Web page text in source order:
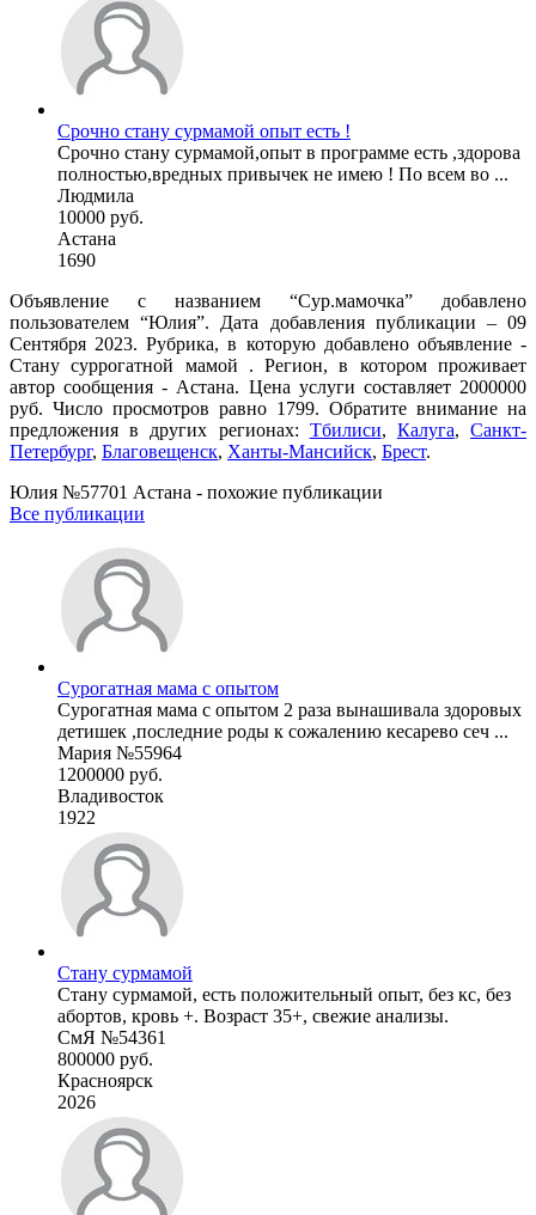
Срочно стану сурмамой опыт есть !
Срочно стану сурмамой,опыт в программе есть ,здорова
полностью,вредных привычек не имею ! По всем во ...
Людмила
10000 руб.
Астана
1690
Объявление с названием “Сур.мамочка” добавлено
пользователем “Юлия”. Дата добавления публикации – 09
Сентября 2023. Рубрика, в которую добавлено объявление -
Cтану суррогатной мамой . Регион, в котором проживает
автор сообщения - Астана. Цена услуги составляет 2000000
руб. Число просмотров равно 1799. Обратите внимание на
предложения в других регионах: Тбилиси, Калуга,Санкт-
Петербург, Благовещенск, Ханты-Мансийск, Брест.
Юлия №57701 Астана - похожие публикации
Все публикации
Сурогатная мама с опытом
Сурогатная мама с опытом 2 раза вынашивала здоровых
детишек ,последние роды к сожалению кесарево сеч ...
Мария №55964
1200000 руб.
Владивосток
1922
Стану сурмамой
Стану сурмамой, есть положительный опыт, без кс, без
абортов, кровь +. Возраст 35+, свежие анализы.
СмЯ №54361
800000 руб.
Красноярск
2026